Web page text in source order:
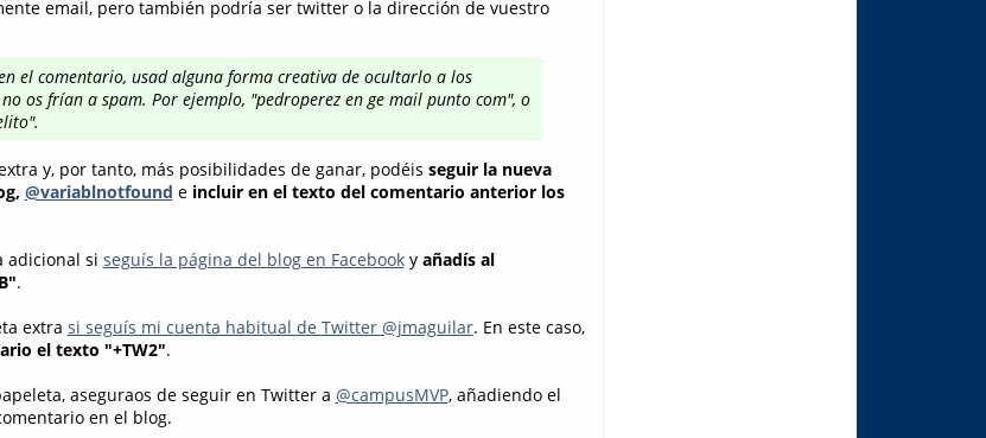
email, pero también podría ser twitter o la dirección de vuestro
el comentario, usad alguna forma creativa de ocultarlo a los
os frían a spam. Por ejemplo, "pedroperez en ge mail punto com", o
y, por tanto, más posibilidades de ganar, podéis seguir la nueva
@variablnotfound e incluir en el texto del comentario anterior los
adicional si seguís la página del blog en Facebooky añadís al
.
extra si seguís mi cuenta habitual de Twitter @jmaguilar. En este caso,
el texto "+TW2".
aseguraos de seguir en Twitter a @campusMVP, añadiendo el
en el blog.